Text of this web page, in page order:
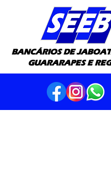
BANCÁRIOS DE
GUARARAPES E